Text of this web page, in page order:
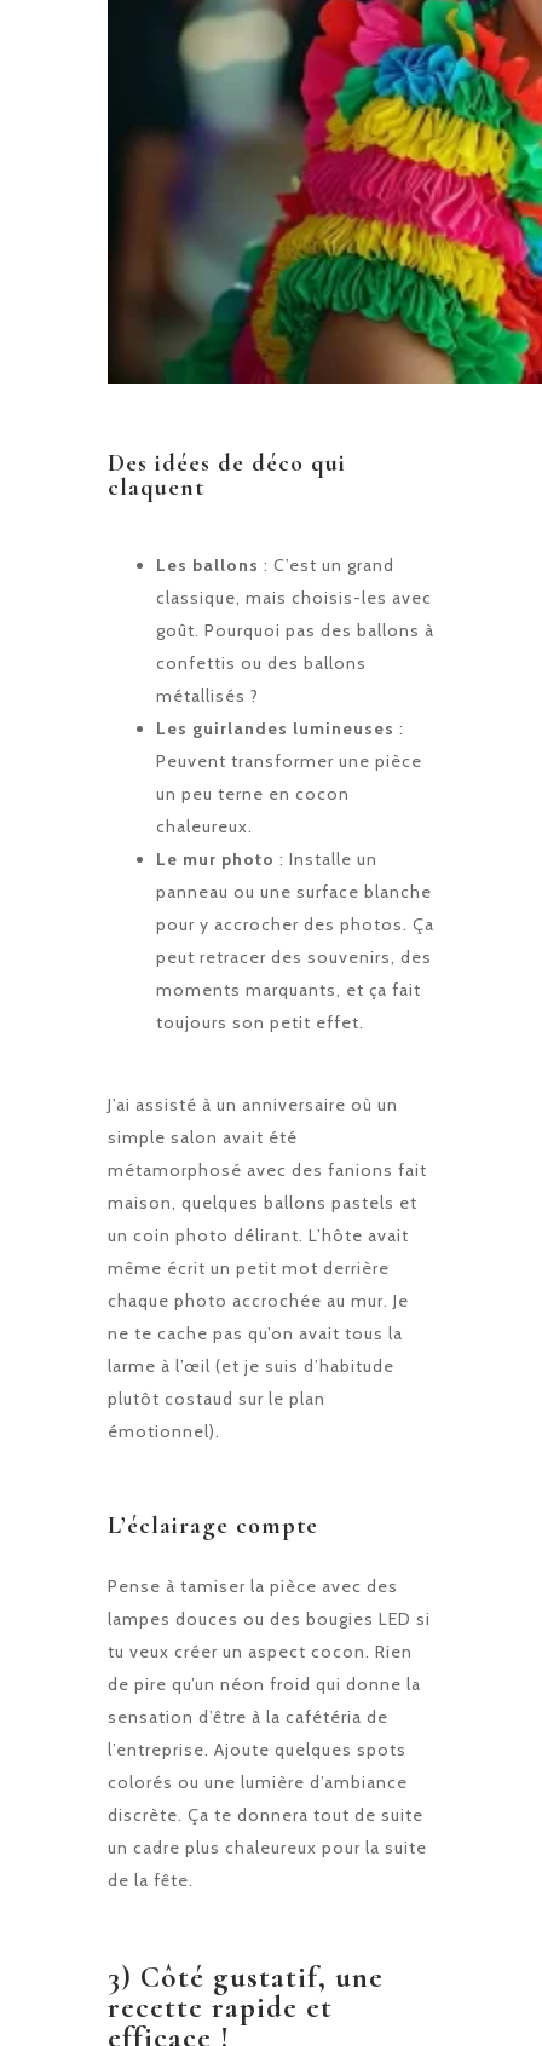
Des idées de déco qui
claquent
Les ballons : C’est un grand
classique, mais choisis-les avec
goût. Pourquoi pas des ballons à
confettis ou des ballons
métallisés ?
Les guirlandes lumineuses :
Peuvent transformer une pièce
un peu terne en cocon
chaleureux.
Le mur photo : Installe un
panneau ou une surface blanche
pour y accrocher des photos. Ça
peut retracer des souvenirs, des
moments marquants, et ça fait
toujours son petit effet.
J’ai assisté à un anniversaire où un
simple salon avait été
métamorphosé avec des fanions fait
maison, quelques ballons pastels et
un coin photo délirant. L’hôte avait
même écrit un petit mot derrière
chaque photo accrochée au mur. Je
ne te cache pas qu’on avait tous la
larme à l’œil (et je suis d’habitude
plutôt costaud sur le plan
émotionnel).
L’éclairage compte
Pense à tamiser la pièce avec des
lampes douces ou des bougies LED si
tu veux créer un aspect cocon. Rien
de pire qu’un néon froid qui donne la
sensation d’être à la cafétéria de
l’entreprise. Ajoute quelques spots
colorés ou une lumière d’ambiance
discrète. Ça te donnera tout de suite
un cadre plus chaleureux pour la suite
de la fête.
3) Côté gustatif, une
recette rapide et
efficace !